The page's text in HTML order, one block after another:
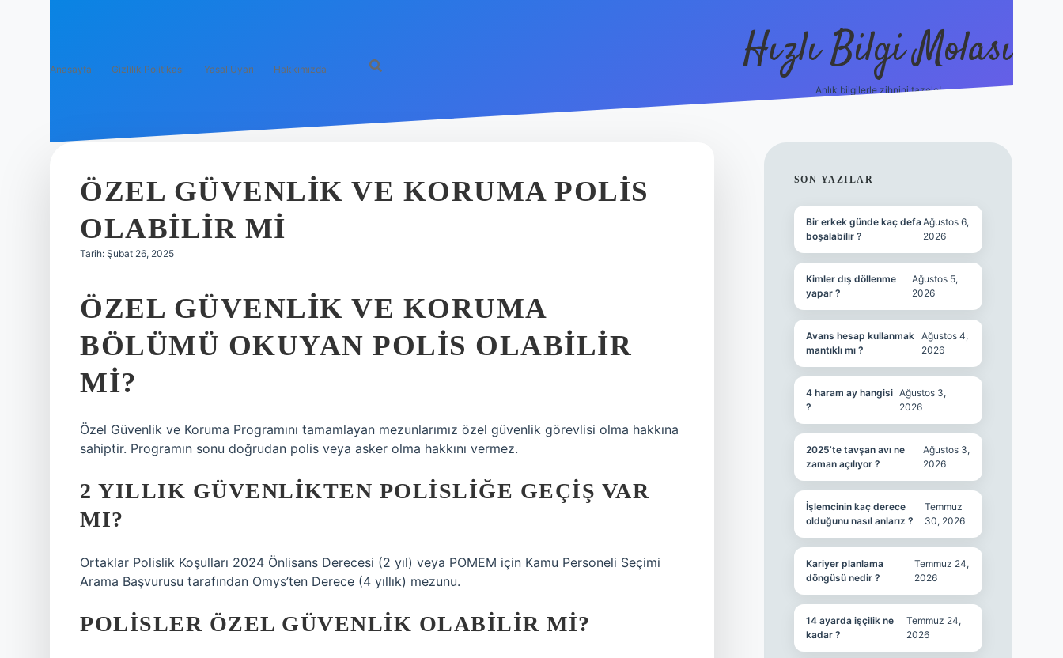
Anasayfa Gizlilik Politikası Yasal Uyarı Hakkımızda Hızlı Bilgi Molası
Anlık bilgilerle zihnini tazele!
ÖZEL GÜVENLIK VE KORUMA POLIS
OLABILIR MI
Tarih: Şubat 26, 2025
ÖZEL GÜVENLIK VE KORUMA
BÖLÜMÜ OKUYAN POLIS OLABILIR
MI?
Özel Güvenlik ve Koruma Programını tamamlayan mezunlarımız özel güvenlik görevlisi olma hakkına
sahiptir. Programın sonu doğrudan polis veya asker olma hakkını vermez.
2 YILLIK GÜVENLIKTEN POLISLIĞE GEÇIŞ VAR
MI?
Ortaklar Polislik Koşulları 2024 Önlisans Derecesi (2 yıl) veya POMEM için Kamu Personeli Seçimi
Arama Başvurusu tarafından Omys’ten Derece (4 yıllık) mezunu.
POLISLER ÖZEL GÜVENLIK OLABILIR MI?
SIDEBAR
SON YAZILAR
Bir erkek günde kaç defa
boşalabilir ?
Ağustos 6,
2026
Kimler dış döllenme
yapar ?
Ağustos 5,
2026
Avans hesap kullanmak
mantıklı mı ?
Ağustos 4,
2026
4 haram ay hangisi
?
Ağustos 3,
2026
2025’te tavşan avı ne
zaman açılıyor ?
Ağustos 3,
2026
İşlemcinin kaç derece
olduğunu nasıl anlarız ?
Temmuz
30, 2026
Kariyer planlama
döngüsü nedir ?
Temmuz 24,
2026
14 ayarda işçilik ne
kadar ?
Temmuz 24,
2026
ilbet